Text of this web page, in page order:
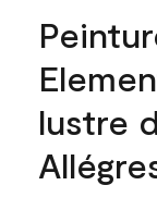
lustre